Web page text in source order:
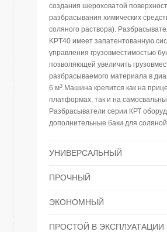
создания шероховатой
разбрасывания химических
соляного раствора).
KPT40 имеет запатентованную
управления грузовместимостью
позволяющей увеличить
разбрасываемого материала в
6 м3.Машина крепится как на
платформах, так и на
Разбрасыватели серии КРТ
дополнительные баки для
УНИВЕРСАЛЬНЫЙ
ПРОЧНЫЙ
ЭКОНОМНЫЙ
ПРОСТОЙ В ЭКСПЛУАТАЦИИ